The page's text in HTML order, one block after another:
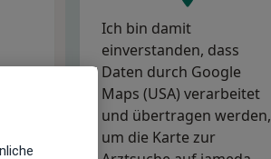
Ich bin damit
einverstanden, dass
Daten durch Google
Maps (USA) verarbeitet
und übertragen werden,
um die Karte zur